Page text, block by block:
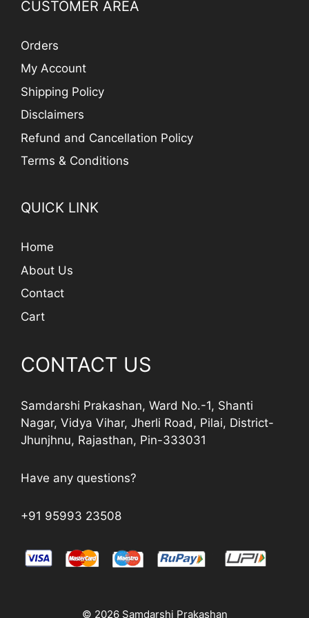
CUSTOMER AREA
Orders
My Account
Shipping Policy
Disclaimers
Refund and Cancellation Policy
Terms & Conditions
QUICK LINK
Home
About Us
Contact
Cart
CONTACT US
Samdarshi Prakashan, Ward No.-1, Shanti
Nagar, Vidya Vihar, Jherli Road, Pilai, District-
Jhunjhnu, Rajasthan, Pin-333031
Have any questions?
+91 95993 23508
© 2026 Samdarshi Prakashan